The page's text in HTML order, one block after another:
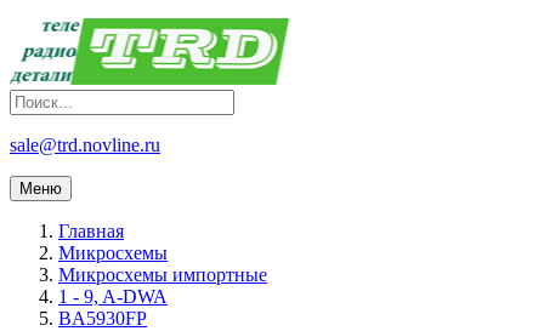
sale@trd.novline.ru
Меню
Главная
Микросхемы
Микросхемы импортные
1 - 9, A-DWA
BA5930FP